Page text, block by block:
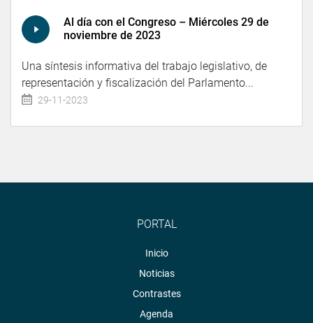
Al día con el Congreso – Miércoles 29 de
noviembre de 2023
Una síntesis informativa del trabajo legislativo, de
representación y fiscalización del Parlamento...
29-11-2023
PORTAL
Inicio
Noticias
Contrastes
Agenda